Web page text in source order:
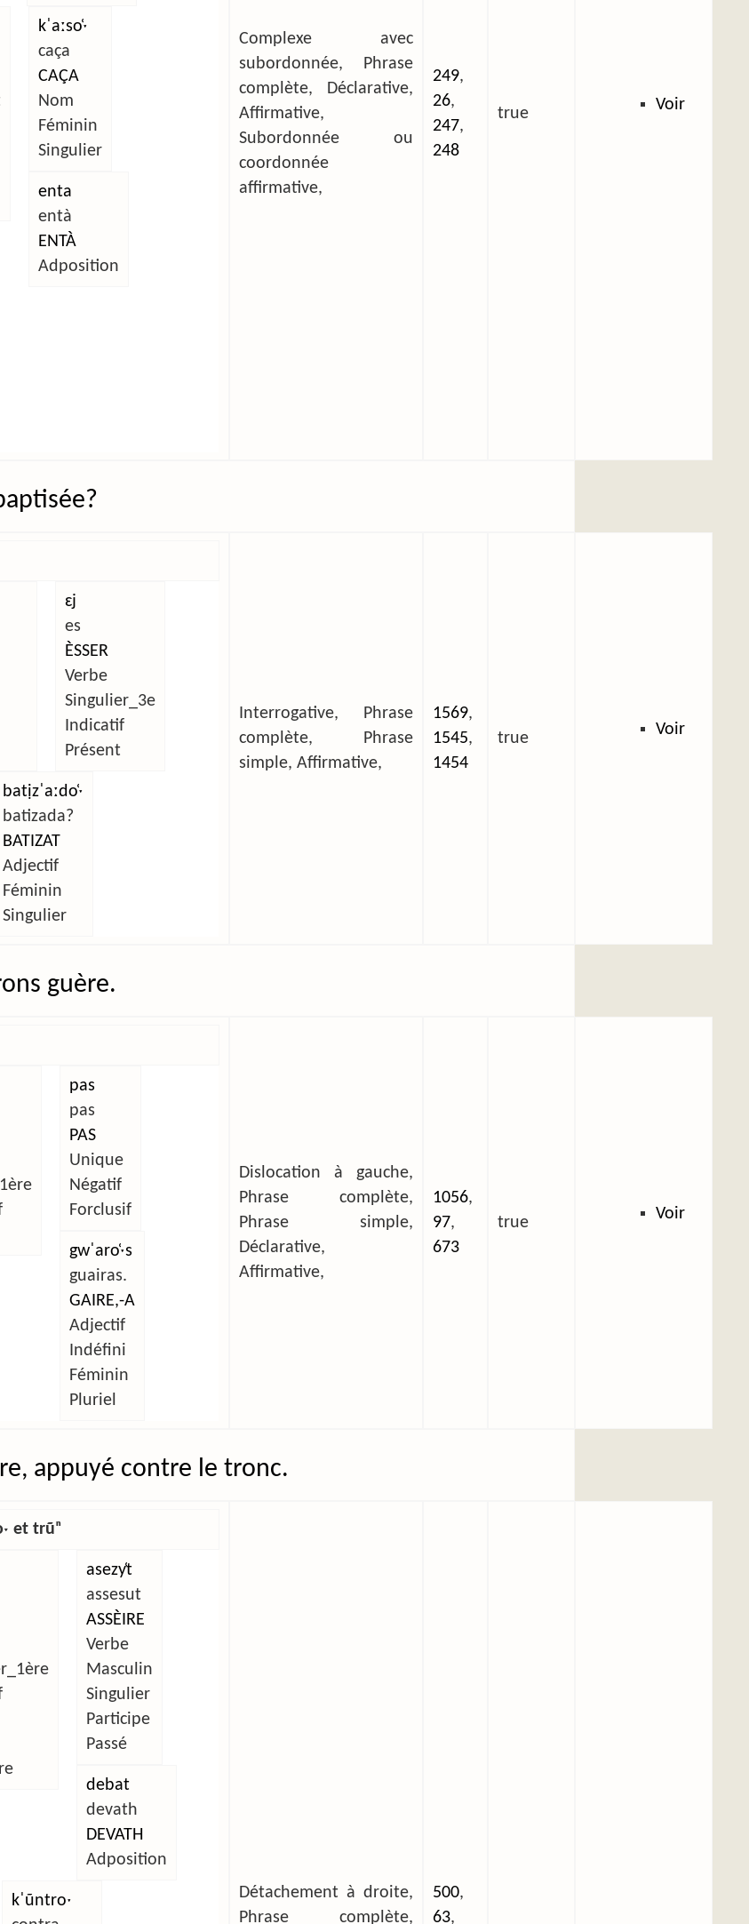
kˈaːso̜ˑ
caça
CAÇA
Nom
Féminin
Singulier
enta
entà
ENTÀ
Adposition
Complexe avec
subordonnée, Phrase
complète, Déclarative,
Affirmative,
Subordonnée ou
coordonnée
affirmative,
249,
26,
247,
248
true Voir
ɛj
es
ÈSSER
Verbe
Singulier_3e
Indicatif
Présent
batịzˈaːdo̜ˑ
batizada?
BATIZAT
Adjectif
Féminin
Singulier
Interrogative, Phrase
complète, Phrase
simple, Affirmative,
1569,
1545,
1454
true Voir
guère.
pas
pas
PAS
Unique
Négatif
Forclusif
gwˈaro̜ˑs
guairas.
GAIRE,-A
Adjectif
Indéfini
Féminin
Pluriel
Dislocation à gauche,
Phrase complète,
Phrase simple,
Déclarative,
Affirmative,
1056,
97,
673
true Voir
appuyé contre le tronc.
et trũⁿ
asezy̜t
assesut
ASSÈIRE
Verbe
Masculin
Singulier
Participe
Passé
debat
devath
DEVATH
Adposition
kˈũntroˑ
Détachement à droite,
Phrase complète,
500,
63,